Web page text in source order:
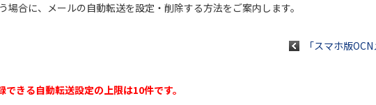
合に、メールの自動転送を設定・削除する方法をご案内します。
「スマホ版
きる自動転送設定の上限は10件です。